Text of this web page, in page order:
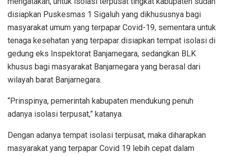
disiapkan Puskesmas 1 Sigaluh yang dikhususnya bagi
masyarakat umum yang terpapar Covid-19, sementara untuk
tenaga kesehatan yang terpapar disiapkan tempat isolasi di
gedung eks Inspektorat Banjarnegara, sedangkan BLK
khusus bagi masyarakat Banjarnegara yang berasal dari
wilayah barat Banjarnegara.
“Prinspinya, pemerintah kabupaten mendukung penuh
adanya isolasi terpusat,” katanya.
Dengan adanya tempat isolasi terpusat, maka diharapkan
masyarakat yang terpapar Covid 19 lebih cepat dalam